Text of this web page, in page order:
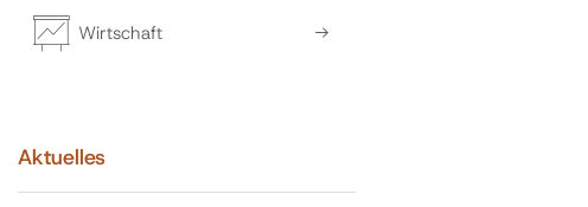
Wirtschaft
Aktuelles